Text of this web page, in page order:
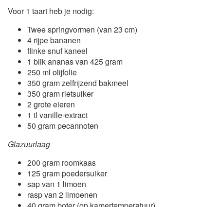
Voor 1 taart heb je nodig:
Twee springvormen (van 23 cm)
4 rijpe bananen
flinke snuf kaneel
1 blik ananas van 425 gram
250 ml olijfolie
350 gram zelfrijzend bakmeel
350 gram rietsuiker
2 grote eieren
1 tl vanille-extract
50 gram pecannoten
Glazuurlaag
200 gram roomkaas
125 gram poedersuiker
sap van 1 limoen
rasp van 2 limoenen